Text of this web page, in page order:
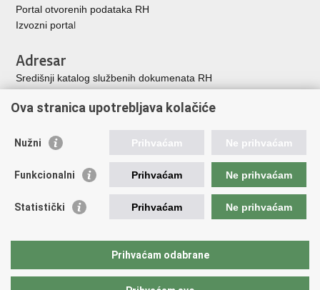
Portal otvorenih podataka RH
Izvozni portal
Adresar
Središnji katalog službenih dokumenata RH
Adresar političkih stranaka u RH
Vlada Republike Hrvatske
Memorijalni centar Domovinskog rata Vukovar
Zaklada hrvatskih branitelja iz Domovinskog rata
Pučki pravobranitelj
Povjerenik za informiranje
Ova stranica upotrebljava kolačiće
Nužni Prihvaćam Ne prihvaćam
Funkcionalni Prihvaćam Ne prihvaćam
Statistički Prihvaćam Ne prihvaćam
Prihvaćam odabrane